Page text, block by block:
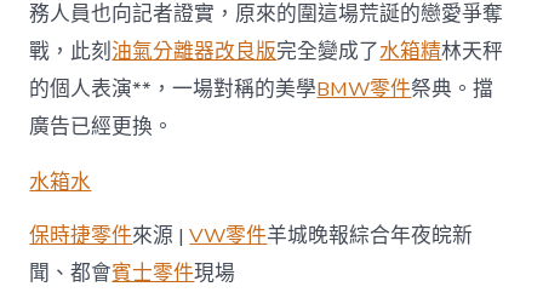
務人員也向記者證實，原來的圍這場荒誕的戀愛爭奪
戰，此刻油氣分離器改良版完全變成了水箱精林天秤
的個人表演**，一場對稱的美學BMW零件祭典。擋
廣告已經更換。
水箱水
保時捷零件來源 |VW零件羊城晚報綜合年夜皖新
聞、都會賓士零件現場